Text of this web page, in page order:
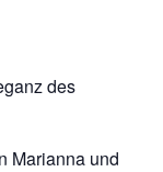
des
Marianna und